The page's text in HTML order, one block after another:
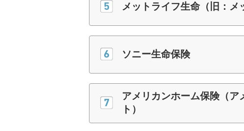
メットライフ生命（旧：メ
ソニー生命保険
アメリカンホーム保険（ア
ト）